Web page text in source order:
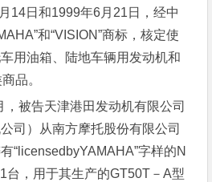
14日和1999年6月21日，经中
和“VISION”商标，核定使
用油箱、陆地车辆用发动机和
品。
被告天津港田发动机有限公司
司）从南方摩托股份有限公司
“licensedbyYAMAHA”字样的N
台，用于其生产的GT50T－A型